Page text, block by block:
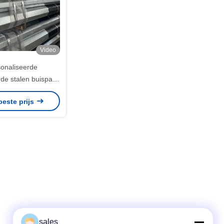
Video
stalen buispaal
prijs
sales